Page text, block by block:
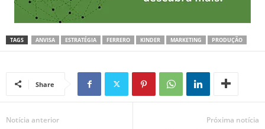
TAGS ANVISA ESTRATÉGIA FERRERO KINDER MARKETING PRODUÇÃO
Share
Notícia anterior Próxima notícia